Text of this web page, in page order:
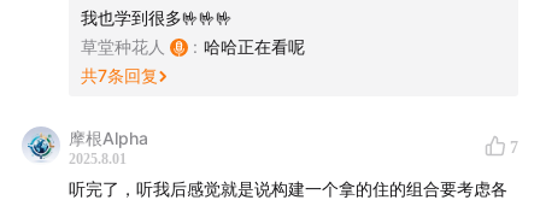
我也学到很多🤟🤟🤟
草堂种花人
: 哈哈正在看呢
共7条回复
摩根Alpha
2025.8.01
7
听完了，听我后感觉就是说构建一个拿的住的组合要考虑各